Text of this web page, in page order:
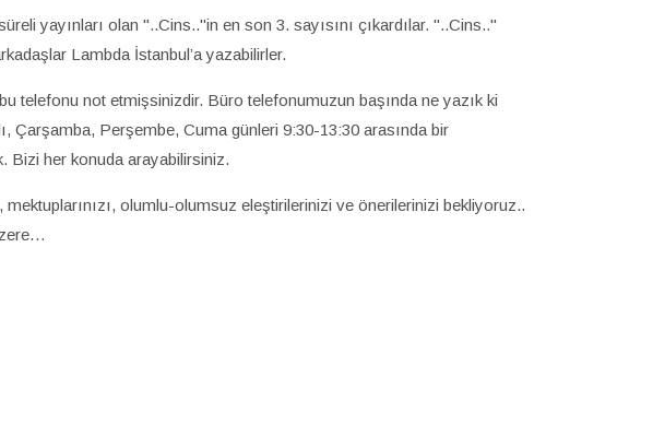
yayınları olan "..Cins.."in en son 3. sayısını çıkardılar. "..Cins.."
Lambda İstanbul’a yazabilirler.
telefonu not etmişsinizdir. Büro telefonumuzun başında ne yazık ki
Çarşamba, Perşembe, Cuma günleri 9:30-13:30 arasında bir
Bizi her konuda arayabilirsiniz.
olumlu-olumsuz eleştirilerinizi ve önerilerinizi bekliyoruz..